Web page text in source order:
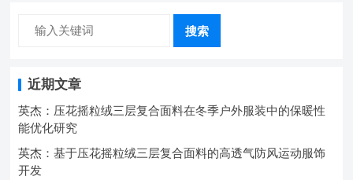
搜索
近期文章
英杰：压花摇粒绒三层复合面料在冬季户外服装中的保暖性
能优化研究
英杰：基于压花摇粒绒三层复合面料的高透气防风运动服饰
开发